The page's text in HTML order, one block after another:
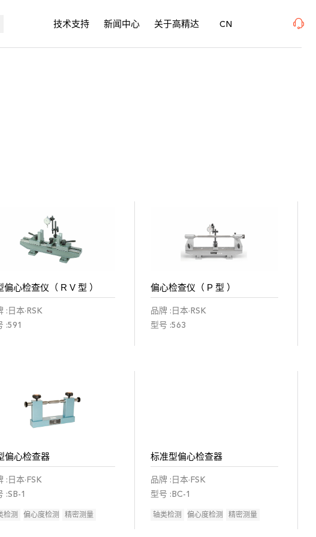
表面精密加工博览会 、上海新国际博览中心· 浦东、W1馆E21 、欢迎莅临指导 2026年
技术支持 新闻中心 关于高精达 CN
偏心检查仪（ R V 型 ）
:日本·RSK
:591
偏心检查仪（ P 型 ）
品牌 :日本·RSK
型号 :563
偏心检查器
:日本·FSK
:SB-1
检测 偏心度检测 精密测量
标准型偏心检查器
品牌 :日本·FSK
型号 :BC-1
轴类检测 偏心度检测 精密测量